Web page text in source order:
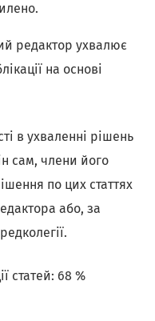
редактор ухвалює
на основі
в ухваленні рішень
сам, члени його
по цих статтях
або, за
статей: 68 %